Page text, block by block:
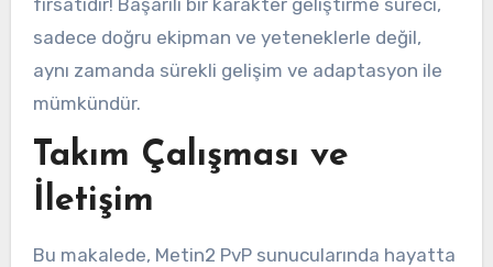
sadece doğru ekipman ve yeteneklerle değil,
aynı zamanda sürekli gelişim ve adaptasyon ile
mümkündür.
Takım Çalışması ve
İletişim
Bu makalede, Metin2 PvP sunucularında hayatta